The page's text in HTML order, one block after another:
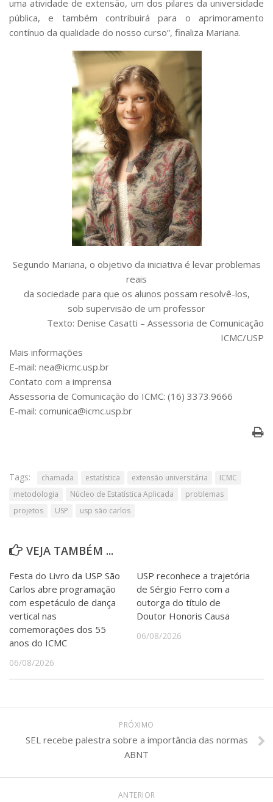
uma atividade de extensão, um dos pilares da universidade
pública, e também contribuirá para o aprimoramento
contínuo da qualidade do nosso curso”, finaliza Mariana.
Segundo Mariana, o objetivo da iniciativa é levar problemas
reais
da sociedade para que os alunos possam resolvê-los,
sob supervisão de um professor
Texto: Denise Casatti – Assessoria de Comunicação
ICMC/USP
Mais informações
E-mail: nea@icmc.usp.br
Contato com a imprensa
Assessoria de Comunicação do ICMC: (16) 3373.9666
E-mail: comunica@icmc.usp.br
Tags: chamada estatística extensão universitária
ICMC
metodologia
Núcleo de Estatística Aplicada
problemas
projetos
USP usp são carlos
VEJA TAMBÉM ...
Festa do Livro da USP São
Carlos abre programação
com espetáculo de dança
vertical nas
comemorações dos 55
anos do ICMC
06/08/2026
USP reconhece a trajetória
de Sérgio Ferro com a
outorga do título de
Doutor Honoris Causa
06/08/2026
PRÓXIMO
SEL recebe palestra sobre a importância das normas
ABNT
ANTERIOR